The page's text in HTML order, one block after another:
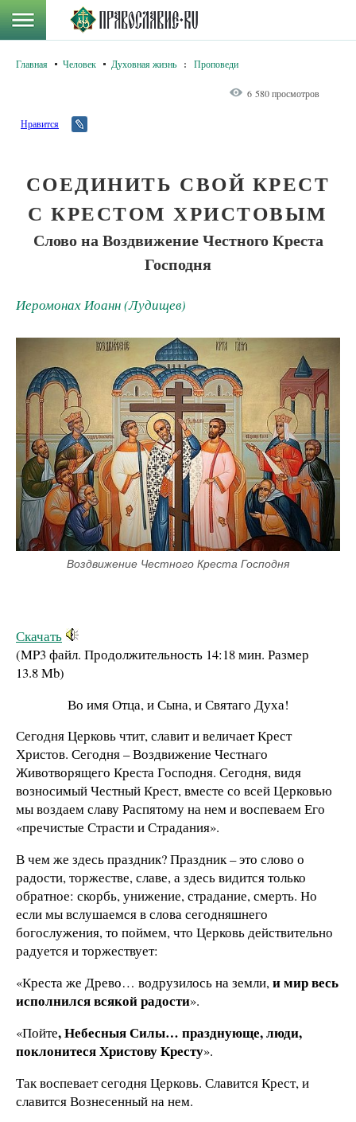
Главная Человек Духовная жизнь : Проповеди
6 580 просмотров
Нравится
СОЕДИНИТЬ СВОЙ КРЕСТ
С КРЕСТОМ ХРИСТОВЫМ
Слово на Воздвижение Честного Креста
Господня
Иеромонах Иоанн (Лудищев)
Воздвижение Честного Креста Господня
Скачать
(MP3 файл. Продолжительность 14:18 мин. Размер
13.8 Mb)
Во имя Отца, и Сына, и Святаго Духа!
Сегодня Церковь чтит, славит и величает Крест
Христов. Сегодня – Воздвижение Честнаго
Животворящего Креста Господня. Сегодня, видя
возносимый Честный Крест, вместе со всей Церковью
мы воздаем славу Распятому на нем и воспеваем Его
«пречистые Страсти и Страдания».
В чем же здесь праздник? Праздник – это слово о
радости, торжестве, славе, а здесь видится только
обратное: скорбь, унижение, страдание, смерть. Но
если мы вслушаемся в слова сегодняшнего
богослужения, то поймем, что Церковь действительно
радуется и торжествует:
«Креста же Древо… водрузилось на земли,и мир весь
исполнился всякой радости».
«Пойте, Небесныя Силы… празднующе, люди,
поклонитеся Христову Кресту».
Так воспевает сегодня Церковь. Славится Крест, и
славится Вознесенный на нем.